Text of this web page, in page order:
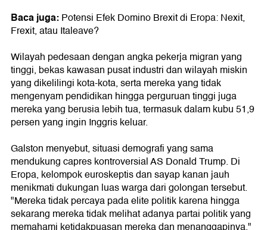
Baca juga:Potensi Efek Domino Brexit di Eropa: Nexit,
Frexit, atau Italeave?
Wilayah pedesaan dengan angka pekerja migran yang
tinggi, bekas kawasan pusat industri dan wilayah miskin
yang dikelilingi kota-kota, serta mereka yang tidak
mengenyam pendidikan hingga perguruan tinggi juga
mereka yang berusia lebih tua, termasuk dalam kubu 51,9
persen yang ingin Inggris keluar.
Galston menyebut, situasi demografi yang sama
mendukung capres kontroversial AS Donald Trump. Di
Eropa, kelompok euroskeptis dan sayap kanan jauh
menikmati dukungan luas warga dari golongan tersebut.
"Mereka tidak percaya pada elite politik karena hingga
sekarang mereka tidak melihat adanya partai politik yang
memahami ketidakpuasan mereka dan menanggapinya,"